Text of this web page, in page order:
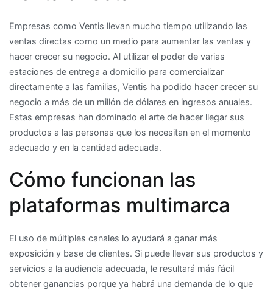
Empresas como Ventis llevan mucho tiempo utilizando las
ventas directas como un medio para aumentar las ventas y
hacer crecer su negocio. Al utilizar el poder de varias
estaciones de entrega a domicilio para comercializar
directamente a las familias, Ventis ha podido hacer crecer su
negocio a más de un millón de dólares en ingresos anuales.
Estas empresas han dominado el arte de hacer llegar sus
productos a las personas que los necesitan en el momento
adecuado y en la cantidad adecuada.
Cómo funcionan las
plataformas multimarca
El uso de múltiples canales lo ayudará a ganar más
exposición y base de clientes. Si puede llevar sus productos y
servicios a la audiencia adecuada, le resultará más fácil
obtener ganancias porque ya habrá una demanda de lo que